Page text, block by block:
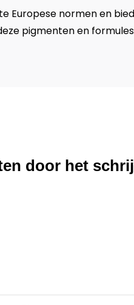
Europese normen en
pigmenten en
door het